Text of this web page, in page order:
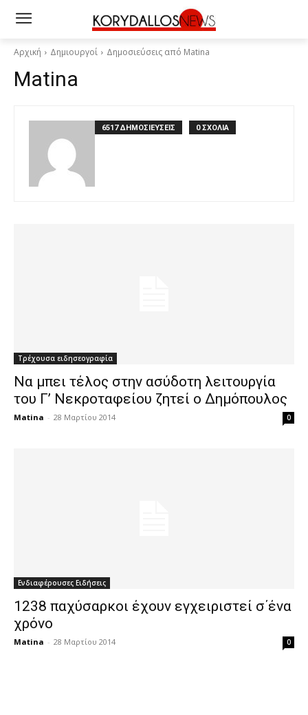
Αρχική Δημιουργοί Δημοσιεύσεις από Matina
Matina
6517 ΔΗΜΟΣΙΕΥΣΕΙΣ 0 ΣΧΟΛΙΑ
Τρέχουσα ειδησεογραφία
Να μπει τέλος στην ασύδοτη λειτουργία
του Γ’ Νεκροταφείου ζητεί ο Δημόπουλος
Matina - 28 Μαρτίου 2014 0
Ενδιαφέρουσες Ειδήσεις
1238 παχύσαρκοι έχουν εγχειριστεί σ΄ένα
χρόνο
Matina - 28 Μαρτίου 2014 0